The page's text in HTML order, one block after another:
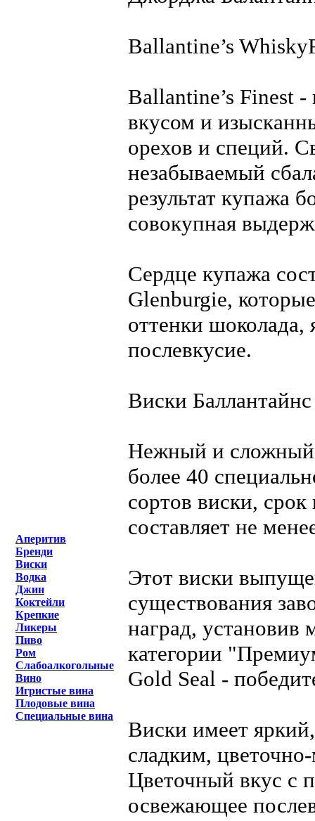
Аперитив
Бренди
Виски
Водка
Джин
Коктейли
Крепкие
Ликеры
Пиво
Ром
Слабоалкогольные
Вино
Игристые вина
Плодовые вина
Специальные вина
Ballantine’s
Ballantine’s Finest
вкусом и
орехов и специй.
незабываемый
результат купажа
совокупная
Сердце купажа
Glenburgie,
оттенки шоколада,
послевкусие.
Виски
Нежный и сложный
более 40
сортов виски,
составляет не
Этот виски
существования
наград, установив
категории
Gold Seal -
Виски имеет
сладким,
Цветочный вкус с
освежающее